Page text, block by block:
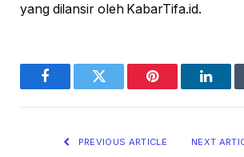
yang dilansir oleh KabarTifa.id.
FacebookTwitter Pinterest
PREVIOUS ARTICLE NEXT